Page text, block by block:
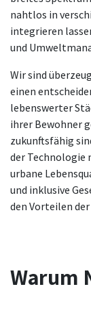
nahtlos in
integrieren
und
Wir sind
einen
lebenswerter
ihrer Bewohner
zukunftsfähig
der Technologie
urbane
und inklusive
den Vorteilen
Warum